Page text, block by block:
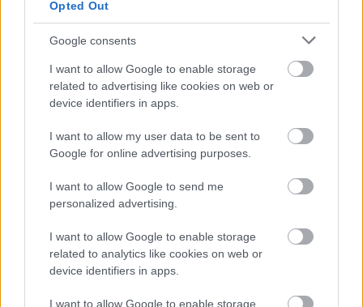
Opted Out
Google consents
I want to allow Google to enable storage
related to advertising like cookies on web or
device identifiers in apps.
I want to allow my user data to be sent to
Google for online advertising purposes.
I want to allow Google to send me
personalized advertising.
I want to allow Google to enable storage
related to analytics like cookies on web or
device identifiers in apps.
I want to allow Google to enable storage
1 napja
„Lando és Oscar kapcsolata csak még erősebbé vált a